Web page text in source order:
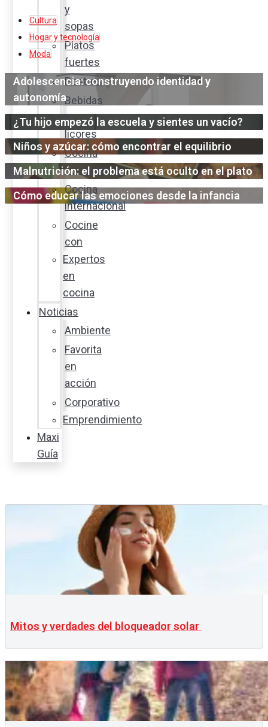
y
sopas
Platos
fuertes
Postres
Bebidas
y
licores
Cocina
ecuatoriana
Cocina
internacional
Cocine
con
Expertos
en
cocina
Noticias
Ambiente
Favorita
en
acción
Corporativo
Emprendimiento
Maxi
Guía
Cultura
Hogar y tecnología
Moda
Adolescencia: construyendo identidad y
autonomía
¿Tu hijo empezó la escuela y sientes un vacío?
Niños y azúcar: cómo encontrar el equilibrio
Malnutrición: el problema está oculto en el plato
Cómo educar las emociones desde la infancia
Mitos y verdades del bloqueador solar